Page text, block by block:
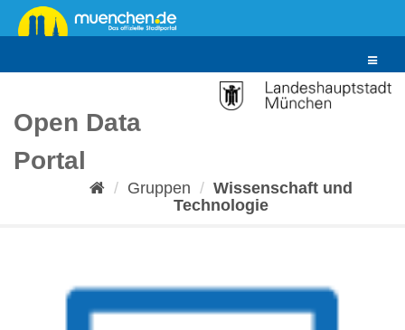
Überspringen
zum
Toggle
Open Data
Portal
Gruppen
Wissenschaft und
Technologie